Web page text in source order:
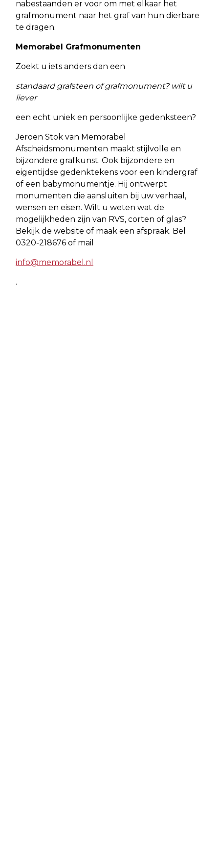
nabestaanden er voor om met elkaar het
grafmonument naar het graf van hun dierbare
te dragen.
Memorabel Grafmonumenten
Zoekt u iets anders dan een
standaard grafsteen of grafmonument? wilt u
liever
een echt uniek en persoonlijke gedenksteen?
Jeroen Stok van Memorabel
Afscheidsmonumenten maakt stijlvolle en
bijzondere grafkunst. Ook bijzondere en
eigentijdse gedenktekens voor een kindergraf
of een babymonumentje. Hij ontwerpt
monumenten die aansluiten bij uw verhaal,
wensen en eisen. Wilt u weten wat de
mogelijkheden zijn van RVS, corten of glas?
Bekijk de website of maak een afspraak. Bel
0320-218676 of mail
info@memorabel.nl
.